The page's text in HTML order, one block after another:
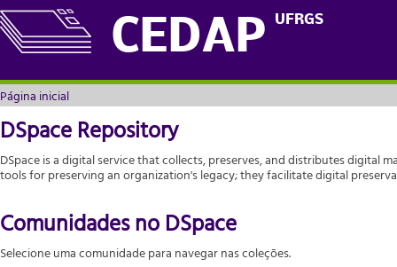
CEDAP UFRGS
Página inicial
Página inicial
DSpace Repository
DSpace is a digital service that collects, preserves, and distributes digital
tools for preserving an organization's legacy; they facilitate digital
Comunidades no DSpace
Selecione uma comunidade para navegar nas coleções.